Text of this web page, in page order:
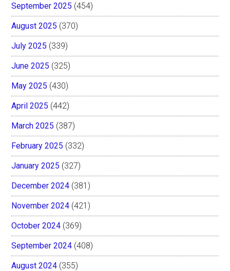
September 2025 (454)
August 2025 (370)
July 2025 (339)
June 2025 (325)
May 2025 (430)
April 2025 (442)
March 2025 (387)
February 2025 (332)
January 2025 (327)
December 2024 (381)
November 2024 (421)
October 2024 (369)
September 2024 (408)
August 2024 (355)